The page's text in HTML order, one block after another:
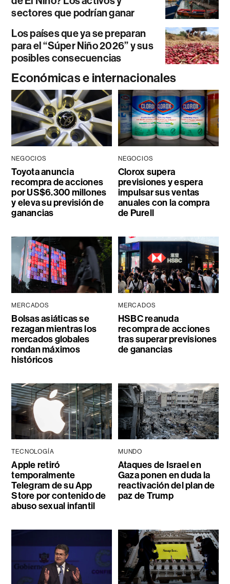
sectores que podrían ganar
Los países que ya se preparan
para el “Súper Niño 2026” y sus
posibles consecuencias
Económicas e internacionales
NEGOCIOS
Toyota anuncia
recompra de acciones
por US$6.300 millones
y eleva su previsión de
ganancias
NEGOCIOS
Clorox supera
previsiones y espera
impulsar sus ventas
anuales con la compra
de Purell
MERCADOS
Bolsas asiáticas se
rezagan mientras los
mercados globales
rondan máximos
históricos
MERCADOS
HSBC reanuda
recompra de acciones
tras superar previsiones
de ganancias
TECNOLOGÍA
Apple retiró
temporalmente
Telegram de su App
Store por contenido de
abuso sexual infantil
MUNDO
Ataques de Israel en
Gaza ponen en duda la
reactivación del plan de
paz de Trump